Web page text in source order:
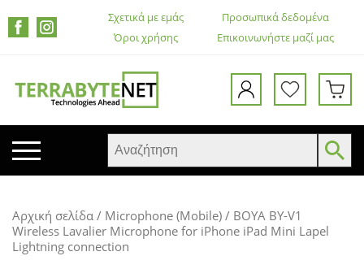
Σχετικά με εμάς
Επικοινωνήστε μαζί μας
Προσωπικά δεδομένα
Όροι χρήσης
TABLETS
HEADSETS & ΗΧΕΊΑ
Αρχική σελίδα / Microphone (Mobile) / BOYA BY-V1
Wireless Lavalier Microphone for iPhone iPad Mini Lapel
Lightning connection